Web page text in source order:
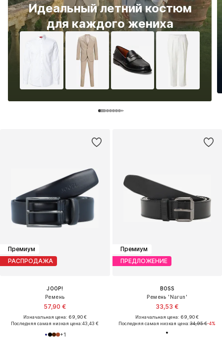
Премиум
РАСПРОДАЖА
JOOP!
Ремень
57,90 €
Изначальная цена: 69,90 €
Последняя самая низкая цена:43,43 €
+1
Идеальный летний костюм
для каждого жениха
Премиум
ПРЕДЛОЖЕНИЕ
BOSS
Ремень 'Narun'
33,53 €
Изначальная цена: 69,90 €
Последняя самая низкая цена:34,95 €-4%